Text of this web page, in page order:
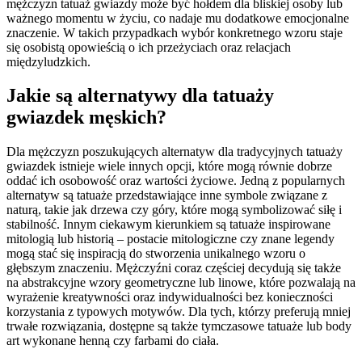
mężczyzn tatuaż gwiazdy może być hołdem dla bliskiej osoby lub
ważnego momentu w życiu, co nadaje mu dodatkowe emocjonalne
znaczenie. W takich przypadkach wybór konkretnego wzoru staje
się osobistą opowieścią o ich przeżyciach oraz relacjach
międzyludzkich.
Jakie są alternatywy dla tatuaży
gwiazdek męskich?
Dla mężczyzn poszukujących alternatyw dla tradycyjnych tatuaży
gwiazdek istnieje wiele innych opcji, które mogą równie dobrze
oddać ich osobowość oraz wartości życiowe. Jedną z popularnych
alternatyw są tatuaże przedstawiające inne symbole związane z
naturą, takie jak drzewa czy góry, które mogą symbolizować siłę i
stabilność. Innym ciekawym kierunkiem są tatuaże inspirowane
mitologią lub historią – postacie mitologiczne czy znane legendy
mogą stać się inspiracją do stworzenia unikalnego wzoru o
głębszym znaczeniu. Mężczyźni coraz częściej decydują się także
na abstrakcyjne wzory geometryczne lub linowe, które pozwalają na
wyrażenie kreatywności oraz indywidualności bez konieczności
korzystania z typowych motywów. Dla tych, którzy preferują mniej
trwałe rozwiązania, dostępne są także tymczasowe tatuaże lub body
art wykonane henną czy farbami do ciała.